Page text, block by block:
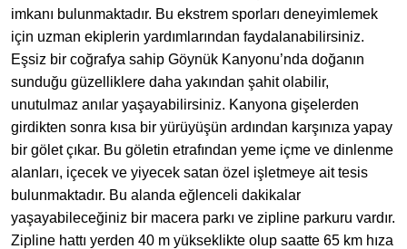
imkanı bulunmaktadır. Bu ekstrem sporları deneyimlemek
için uzman ekiplerin yardımlarından faydalanabilirsiniz.
Eşsiz bir coğrafya sahip Göynük Kanyonu’nda doğanın
sunduğu güzelliklere daha yakından şahit olabilir,
unutulmaz anılar yaşayabilirsiniz. Kanyona gişelerden
girdikten sonra kısa bir yürüyüşün ardından karşınıza yapay
bir gölet çıkar. Bu göletin etrafından yeme içme ve dinlenme
alanları, içecek ve yiyecek satan özel işletmeye ait tesis
bulunmaktadır. Bu alanda eğlenceli dakikalar
yaşayabileceğiniz bir macera parkı ve zipline parkuru vardır.
Zipline hattı yerden 40 m yükseklikte olup saatte 65 km hıza